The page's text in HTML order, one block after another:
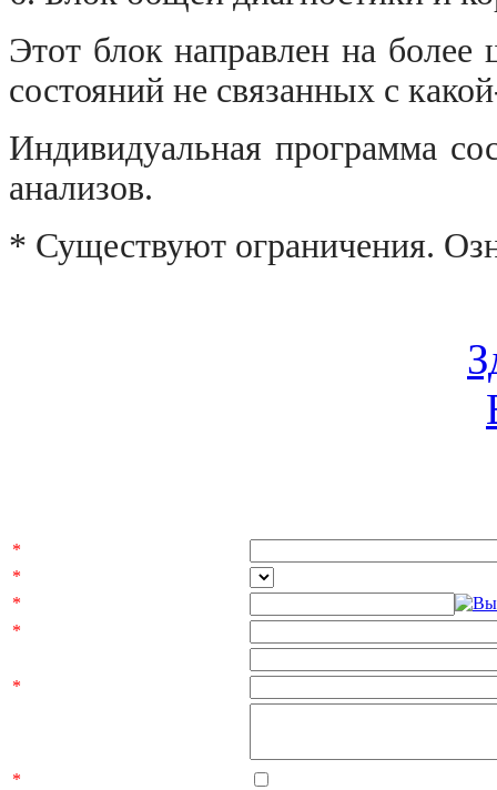
Этот блок направлен на
состояний не связанных с
Индивидуальная программа
анализов.
* Существуют ограничения.
*
*
*
*
*
*